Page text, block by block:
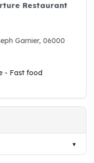
Restaurant
Garnier, 06000
- Fast food